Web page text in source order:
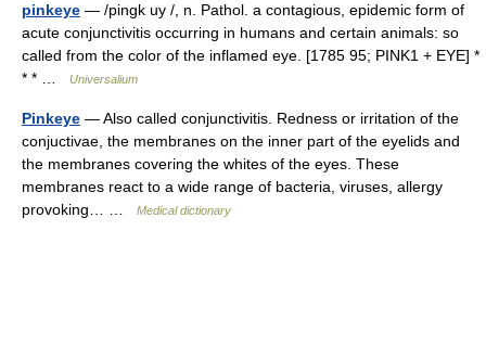
pinkeye — /pingk uy /, n. Pathol. a contagious, epidemic form of
acute conjunctivitis occurring in humans and certain animals: so
called from the color of the inflamed eye. [1785 95; PINK1 + EYE] *
* * …
Universalium
Pinkeye — Also called conjunctivitis. Redness or irritation of the
conjuctivae, the membranes on the inner part of the eyelids and
the membranes covering the whites of the eyes. These
membranes react to a wide range of bacteria, viruses, allergy
provoking… …
Medical dictionary